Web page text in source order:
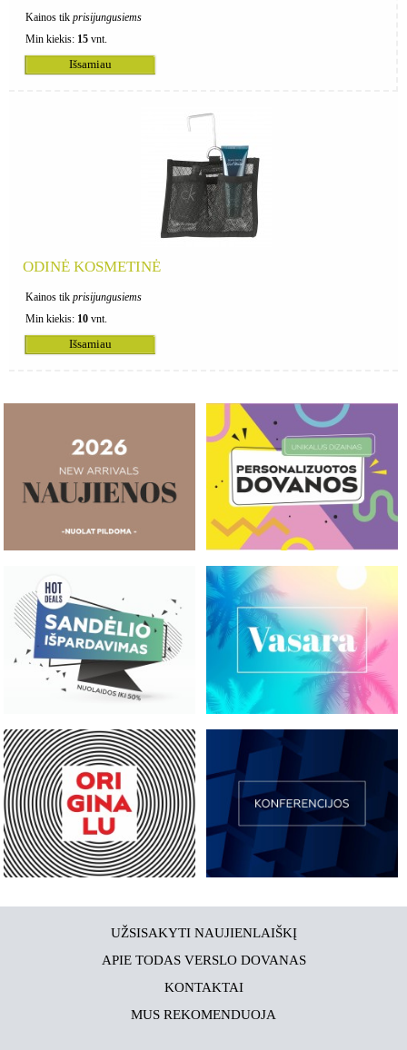
Kainos tik prisijungusiems
Min kiekis: 15 vnt.
Išsamiau
ODINĖ KOSMETINĖ
Kainos tik prisijungusiems
Min kiekis: 10 vnt.
Išsamiau
UŽSISAKYTI NAUJIENLAIŠKĮ
APIE TODAS VERSLO DOVANAS
KONTAKTAI
MUS REKOMENDUOJA